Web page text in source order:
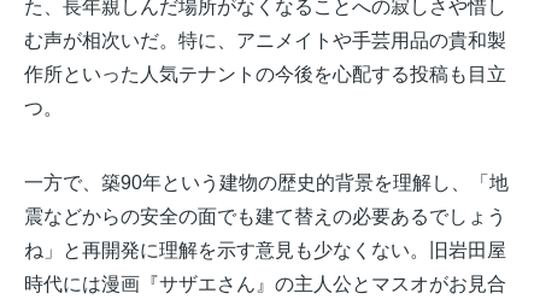
た、長年親しんだ場所がなくなることへの寂しさや惜し
む声が相次いだ。特に、アニメイトや手芸用品の貴和製
作所といった人気テナントの今後を心配する投稿も目立
つ。
一方で、築90年という建物の歴史的背景を理解し、「地
震などからの安全の面でも建て替えの必要あるでしょう
ね」と再開発に理解を示す意見も少なくない。旧岩田屋
時代には漫画『サザエさん』の主人公とマスオがお見合